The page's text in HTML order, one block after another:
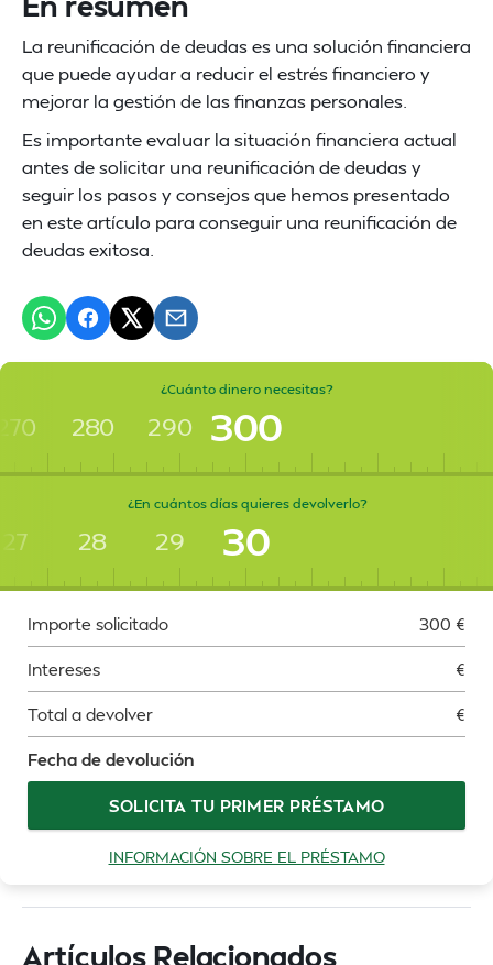
La reunificación de deudas es una solución financiera
que puede ayudar a reducir el estrés financiero y
mejorar la gestión de las finanzas personales.
Es importante evaluar la situación financiera actual
antes de solicitar una reunificación de deudas y
seguir los pasos y consejos que hemos presentado
en este artículo para conseguir una reunificación de
deudas exitosa.
¿Cuánto dinero necesitas?
280 290 300
¿En cuántos días quieres devolverlo?
27 28 29 30
Importe solicitado 300 €
Intereses €
Total a devolver €
Fecha de devolución
SOLICITA TU PRIMER PRÉSTAMO
INFORMACIÓN SOBRE EL PRÉSTAMO
Artículos Relacionados